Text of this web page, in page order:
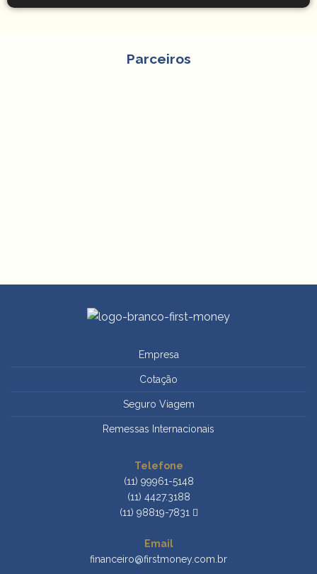
Parceiros
Empresa
Cotação
Seguro Viagem
Remessas Internacionais
Telefone
(11) 99961-5148
(11) 4427.3188
(11) 98819-7831
Email
financeiro@firstmoney.com.br